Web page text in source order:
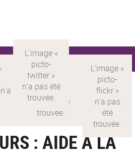
Version française
Appels en
à la mobilité
: AIDE À LA